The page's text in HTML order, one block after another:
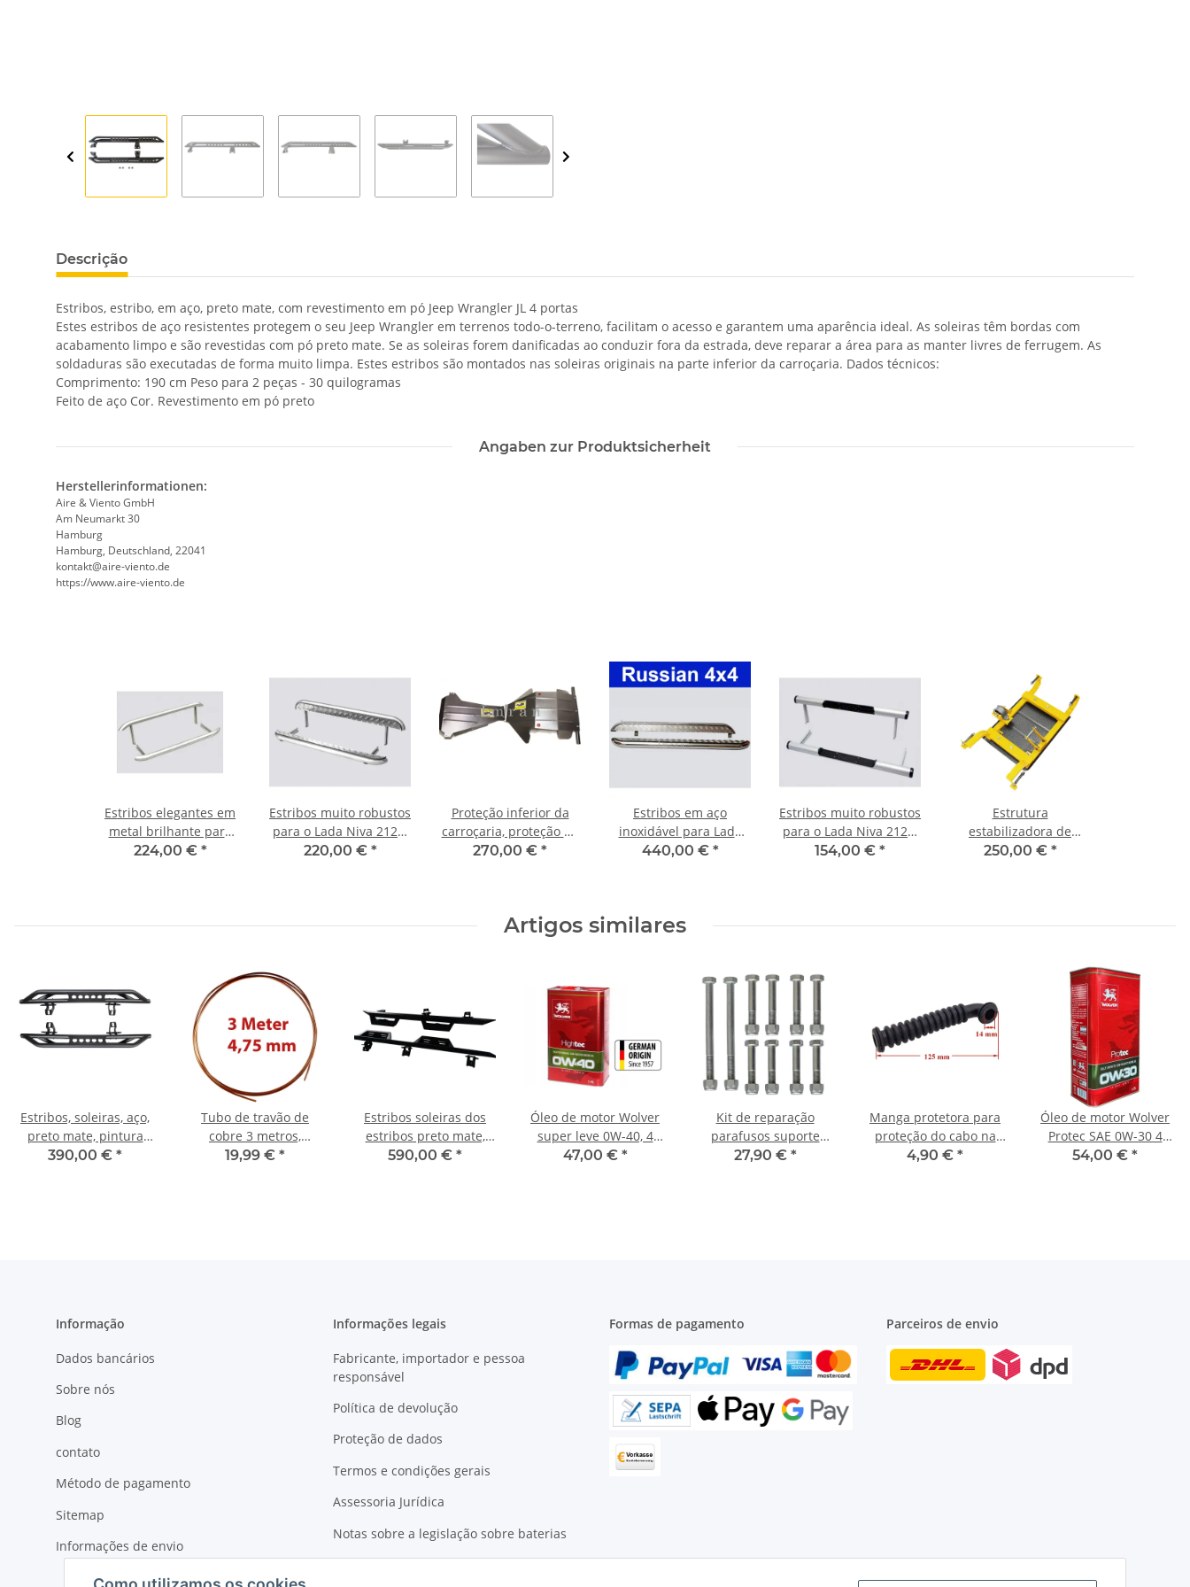
Descrição
Estribos, estribo, em aço, preto mate, com revestimento em pó Jeep Wrangler JL 4 portas
Estes estribos de aço resistentes protegem o seu Jeep Wrangler em terrenos todo-o-terreno, facilitam o acesso e garantem uma aparência ideal. As soleiras têm bordas com
acabamento limpo e são revestidas com pó preto mate. Se as soleiras forem danificadas ao conduzir fora da estrada, deve reparar a área para as manter livres de ferrugem. As
soldaduras são executadas de forma muito limpa. Estes estribos são montados nas soleiras originais na parte inferior da carroçaria. Dados técnicos:
Comprimento: 190 cm Peso para 2 peças - 30 quilogramas
Feito de aço Cor. Revestimento em pó preto
Angaben zur Produktsicherheit
Herstellerinformationen:
Aire & Viento GmbH
Am Neumarkt 30
Hamburg
Hamburg, Deutschland, 22041
kontakt@aire-viento.de
https://www.aire-viento.de
Estribos elegantes em
metal brilhante para
Lada Niva 2121, 21213,
224,00 € *
Estribos muito robustos
para o Lada Niva 2121,
21213, 21214, 21215
220,00 € *
Proteção inferior da
carroçaria, proteção do
motor + proteção da
270,00 € *
Estribos em aço
inoxidável para Lada
Niva 2121, 21213,
440,00 € *
Estribos muito robustos
para o Lada Niva 2121,
21213, 21214, 21215
154,00 € *
Estrutura
estabilizadora de
proteção inferior para
250,00 € *
Artigos similares
Estribos, soleiras, aço,
preto mate, pintura
electrostática Jeep
390,00 € *
Tubo de travão de
cobre 3 metros,
diâmetro 4,75 mm
19,99 € *
Estribos soleiras dos
estribos preto mate,
revestido a pó Jeep
590,00 € *
Óleo de motor Wolver
super leve 0W-40, 4
litros para motor
47,00 € *
Kit de reparação
parafusos suporte
longitudinal haste
27,90 € *
Manga protetora para
proteção do cabo na
porta, porta traseira,
4,90 € *
Óleo de motor Wolver
Protec SAE 0W-30 4
litros, Fiat, BMW, Jaguar,
54,00 € *
Informação
Dados bancários
Sobre nós
Blog
contato
Método de pagamento
Sitemap
Informações de envio
Informações legais
Fabricante, importador e pessoa
responsável
Política de devolução
Proteção de dados
Termos e condições gerais
Assessoria Jurídica
Notas sobre a legislação sobre baterias
Direito de retirada
Formas de pagamento Parceiros de envio